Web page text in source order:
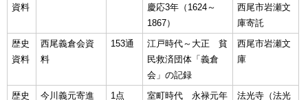
資料
慶応3年（1624～
1867）
西尾市岩瀬文
庫寄託
歴史
資料
西尾義倉会資
料
153通
江戸時代～大正 貧
民救済団体「義倉
会」の記録
西尾市岩瀬文
庫
歴史
今川義元寄進
1点
室町時代 永禄元年
法光寺（法光